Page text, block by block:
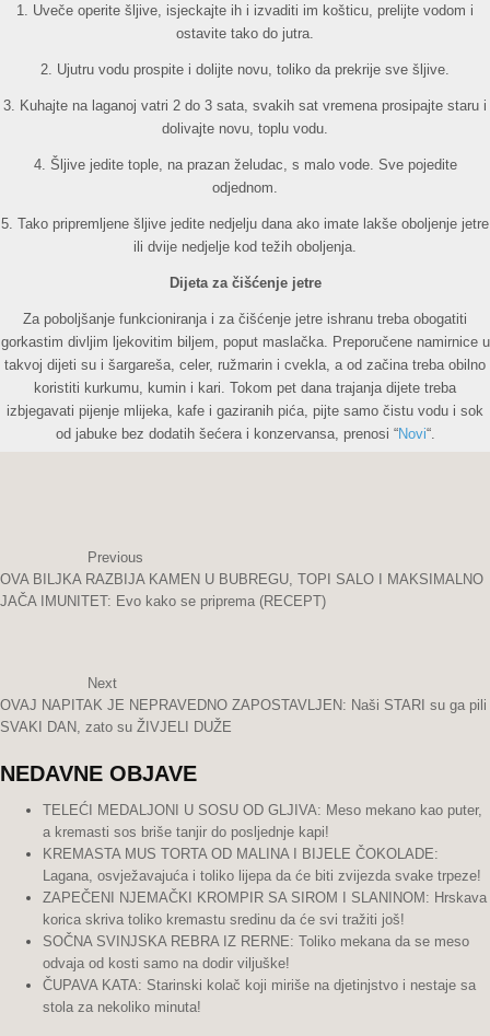
1. Uveče operite šljive, isjeckajte ih i izvaditi im košticu, prelijte vodom i
ostavite tako do jutra.
2. Ujutru vodu prospite i dolijte novu, toliko da prekrije sve šljive.
3. Kuhajte na laganoj vatri 2 do 3 sata, svakih sat vremena prosipajte staru i
dolivajte novu, toplu vodu.
4. Šljive jedite tople, na prazan želudac, s malo vode. Sve pojedite
odjednom.
5. Tako pripremljene šljive jedite nedjelju dana ako imate lakše oboljenje jetre
ili dvije nedjelje kod težih oboljenja.
Dijeta za čišćenje jetre
Za poboljšanje funkcioniranja i za čišćenje jetre ishranu treba obogatiti
gorkastim divljim ljekovitim biljem, poput maslačka. Preporučene namirnice u
takvoj dijeti su i šargareša, celer, ružmarin i cvekla, a od začina treba obilno
koristiti kurkumu, kumin i kari. Tokom pet dana trajanja dijete treba
izbjegavati pijenje mlijeka, kafe i gaziranih pića, pijte samo čistu vodu i sok
od jabuke bez dodatih šećera i konzervansa, prenosi “Novi“.
Previous
OVA BILJKA RAZBIJA KAMEN U BUBREGU, TOPI SALO I MAKSIMALNO
JAČA IMUNITET: Evo kako se priprema (RECEPT)
Next
OVAJ NAPITAK JE NEPRAVEDNO ZAPOSTAVLJEN: Naši STARI su ga pili
SVAKI DAN, zato su ŽIVJELI DUŽE
NEDAVNE OBJAVE
TELEĆI MEDALJONI U SOSU OD GLJIVA: Meso mekano kao puter,
a kremasti sos briše tanjir do posljednje kapi!
KREMASTA MUS TORTA OD MALINA I BIJELE ČOKOLADE:
Lagana, osvježavajuća i toliko lijepa da će biti zvijezda svake trpeze!
ZAPEČENI NJEMAČKI KROMPIR SA SIROM I SLANINOM: Hrskava
korica skriva toliko kremastu sredinu da će svi tražiti još!
SOČNA SVINJSKA REBRA IZ RERNE: Toliko mekana da se meso
odvaja od kosti samo na dodir viljuške!
ČUPAVA KATA: Starinski kolač koji miriše na djetinjstvo i nestaje sa
stola za nekoliko minuta!